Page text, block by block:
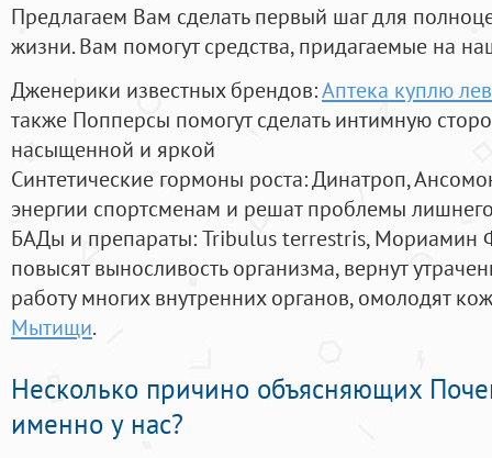
Предлагаем Вам сделать первый шаг для
жизни. Вам помогут средства, придагаемые на
Дженерики известных брендов:Аптека куплю
также Попперсы помогут сделать интимную
насыщенной и яркой
Синтетические гормоны роста: Динатроп,
энергии спортсменам и решат проблемы
БАДы и препараты:Tribulus terrestris, Мориамин
повысят выносливость организма, вернут
работу многих внутренних органов, омолодят
Мытищи.
Несколько причино объясняющих
именно у нас?